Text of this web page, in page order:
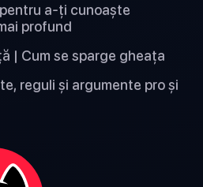
a-ți cunoaște
profund
| Cum se sparge gheața
reguli și argumente pro și